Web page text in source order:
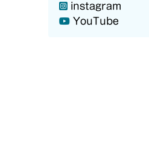
instagram
YouTube